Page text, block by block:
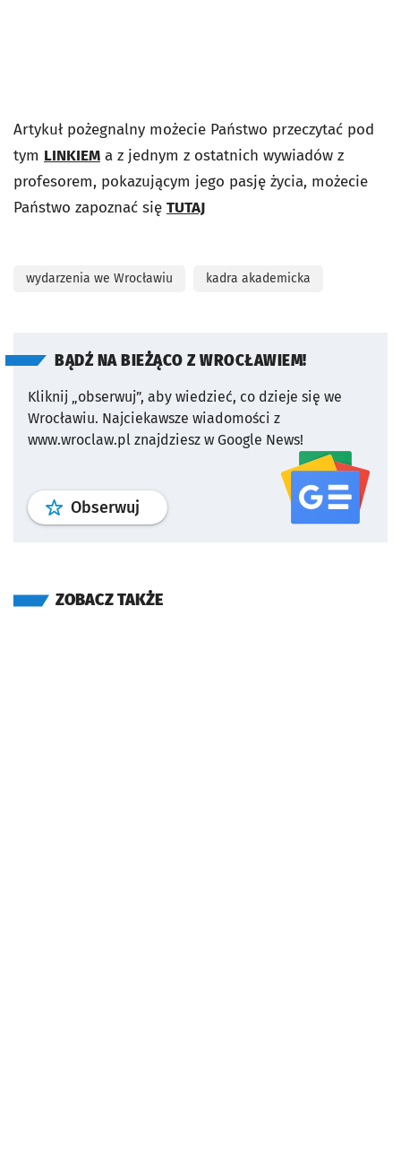
Artykuł pożegnalny możecie Państwo przeczytać pod
tym LINKIEM a z jednym z ostatnich wywiadów z
profesorem, pokazującym jego pasję życia, możecie
Państwo zapoznać się TUTAJ
wydarzenia we Wrocławiu kadra akademicka
BĄDŹ NA BIEŻĄCO Z WROCŁAWIEM!
Kliknij „obserwuj”, aby wiedzieć, co dzieje się we
Wrocławiu. Najciekawsze wiadomości z
www.wroclaw.pl znajdziesz w Google News!
Obserwuj profil serwisu
ZOBACZ TAKŻE